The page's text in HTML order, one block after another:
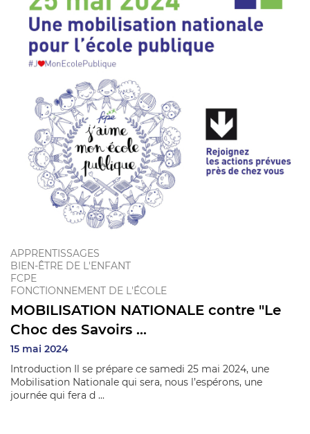
APPRENTISSAGES
BIEN-ÊTRE DE L'ENFANT
FCPE
FONCTIONNEMENT DE L'ÉCOLE
MOBILISATION NATIONALE contre "Le
Choc des Savoirs ...
15 mai 2024
Introduction Il se prépare ce samedi 25 mai 2024, une
Mobilisation Nationale qui sera, nous l’espérons, une
journée qui fera d ...